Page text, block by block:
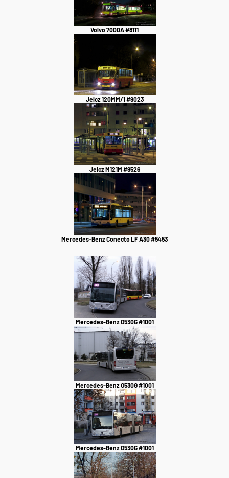
Volvo 7000A #8111
Jelcz 120MM/1 #9023
Jelcz M121M #9526
Mercedes-Benz Conecto LF A30 #5453
Mercedes-Benz O530G #1001
Mercedes-Benz O530G #1001
Mercedes-Benz O530G #1001